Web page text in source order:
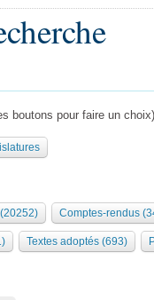
Bureau Collège des
boutons pour faire un choix)
Comptes-rendus
Textes adoptés (693)